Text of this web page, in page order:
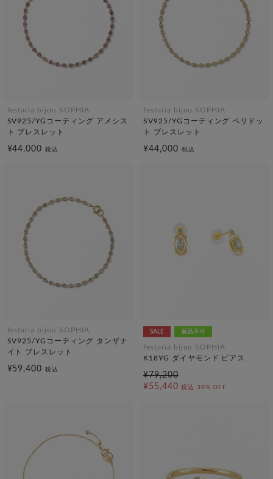
festaria bijou SOPHIA
SV925/YGコーティング アメシス
ト ブレスレット
¥44,000税込
festaria bijou SOPHIA
SV925/YGコーティング ペリドッ
ト ブレスレット
¥44,000 税込
festaria bijou SOPHIA
SV925/YGコーティング タンザナ
イト ブレスレット
¥59,400税込
SALE 返品不可
festaria bijou SOPHIA
K18YG ダイヤモンド ピアス
¥79,200
¥55,440 税込 30% OFF